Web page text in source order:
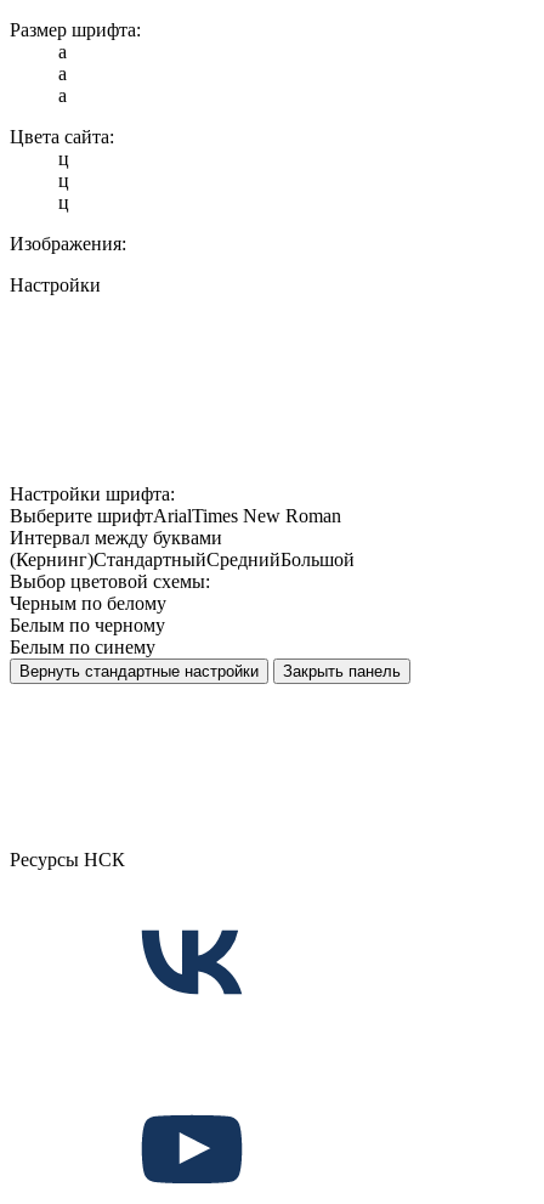
Размер шрифта:
a
a
a
Цвета сайта:
ц
ц
ц
Изображения:
Настройки
Настройки шрифта:
Выберите шрифтArialTimes New Roman
Интервал между буквами
(Кернинг)СтандартныйСреднийБольшой
Выбор цветовой схемы:
Черным по белому
Белым по черному
Белым по синему
Вернуть стандартные настройки Закрыть панель
Ресурсы НСК